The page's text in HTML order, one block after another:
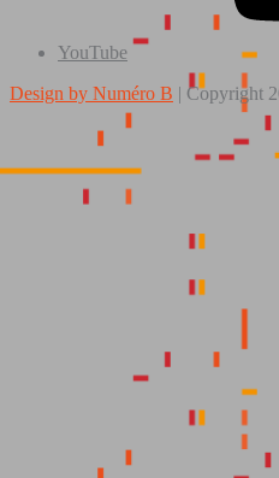
YouTube
Design by Numéro B | Copyright